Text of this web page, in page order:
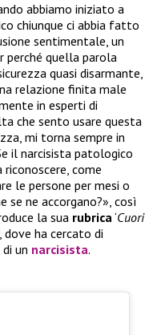
abbiamo iniziato a
chiunque ci abbia fatto
sentimentale, un
perché quella parola
quasi disarmante,
relazione finita male
in esperti di
che sento usare questa
mi torna sempre in
il narcisista patologico
come
le persone per mesi o
se ne accorgano?», così
la sua rubrica‘Cuori
, dove ha cercato di
di un narcisista.